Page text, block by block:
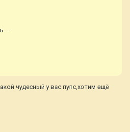
чудесный у вас пупс,хотим ещё